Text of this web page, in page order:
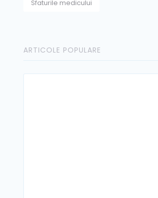
Sfaturile medicului
ARTICOLE POPULARE